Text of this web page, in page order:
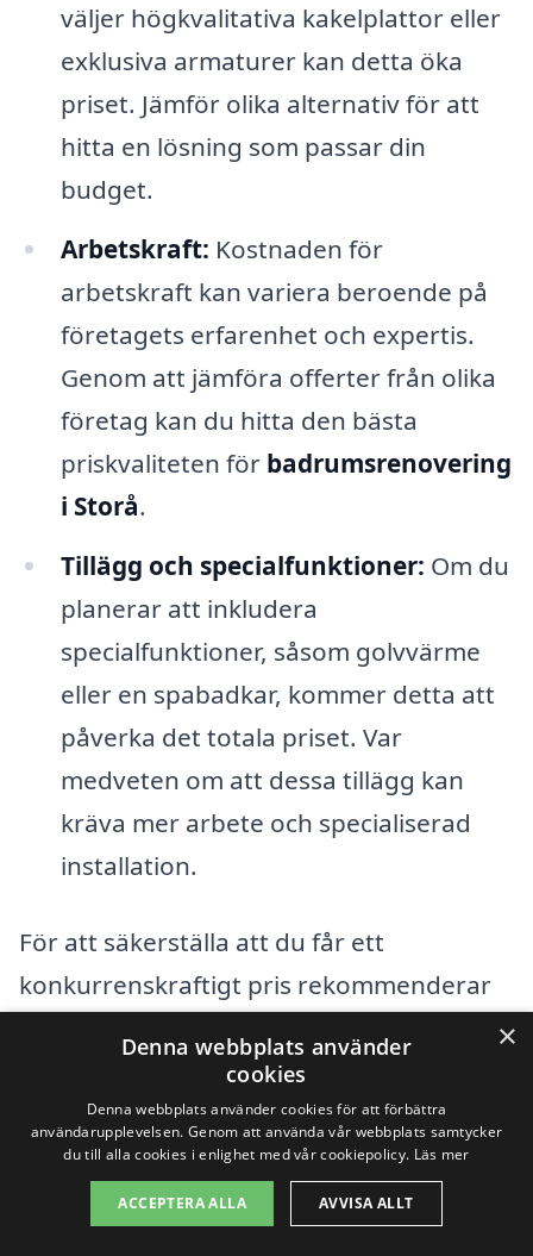
väljer högkvalitativa kakelplattor eller
exklusiva armaturer kan detta öka
priset. Jämför olika alternativ för att
hitta en lösning som passar din
budget.
Arbetskraft: Kostnaden för
arbetskraft kan variera beroende på
företagets erfarenhet och expertis.
Genom att jämföra offerter från olika
företag kan du hitta den bästa
priskvaliteten för badrumsrenovering
i Storå.
Tillägg och specialfunktioner: Om du
planerar att inkludera
specialfunktioner, såsom golvvärme
eller en spabadkar, kommer detta att
påverka det totala priset. Var
medveten om att dessa tillägg kan
kräva mer arbete och specialiserad
installation.
För att säkerställa att du får ett
konkurrenskraftigt pris rekommenderar
vi att du inhämtar flera offerter från olika
entreprenörer som är verksamma inom
badrumsrenovering i Storå. Genom att
jämföra priser och tjänster får du en
tydligare bild av vad som är rimligt och du
×
Denna webbplats använder
cookies
Denna webbplats använder cookies för att förbättra
användarupplevelsen. Genom att använda vår webbplats samtycker
du till alla cookies i enlighet med vår cookiepolicy. Läs mer
ACCEPTERA ALLA AVVISA ALLT